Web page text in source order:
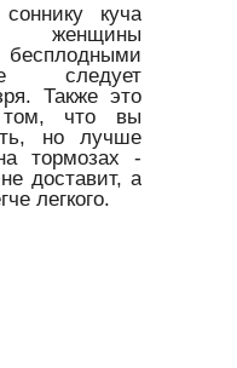
куча
следует
Также это
том, что вы
но лучше
тормозах -
доставит, а
легкого.